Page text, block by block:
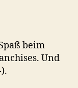
beim
Und